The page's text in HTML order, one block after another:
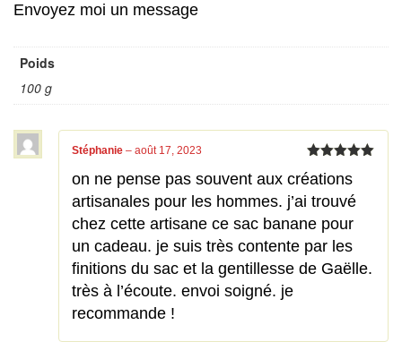
Envoyez moi un message
Poids
100 g
5
Stéphanie – août 17, 2023
on ne pense pas souvent aux créations
artisanales pour les hommes. j’ai trouvé
chez cette artisane ce sac banane pour
un cadeau. je suis très contente par les
finitions du sac et la gentillesse de Gaëlle.
très à l’écoute. envoi soigné. je
recommande !